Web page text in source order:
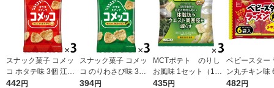
スナック菓子 コメッ
コ ホタテ味 3個 江崎
グリコ
442円
スナック菓子 コメッ
コ のりわさび味 3個
江崎グリコ
394円
MCTポテト のりし
お風味 1セット（1袋
（40g）×3） 機能性
435円
ベビースター
ン丸チキン味
32g 1セット
482円